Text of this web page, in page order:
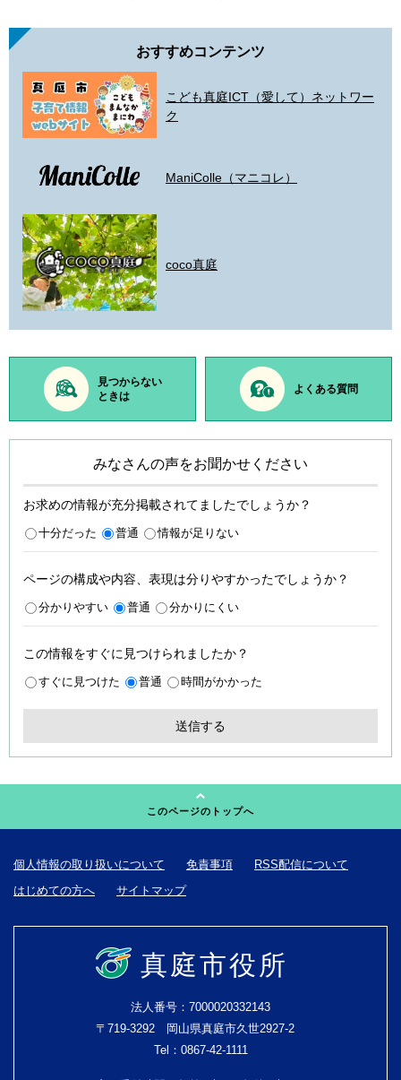
おすすめコンテンツ
こども真庭ICT（愛して）ネットワー
ク
ManiColle（マニコレ）
coco真庭
見つからない
ときは
よくある質問
みなさんの声をお聞かせください
お求めの情報が充分掲載されてましたでしょうか？
十分だった 普通 情報が足りない
ページの構成や内容、表現は分りやすかったでしょうか？
分かりやすい 普通 分かりにくい
この情報をすぐに見つけられましたか？
すぐに見つけた 普通 時間がかかった
このページのトップへ
個人情報の取り扱いについて 免責事項
RSS配信について
はじめての方へ
サイトマップ
真庭市役所
法人番号：7000020332143
〒719-3292 岡山県真庭市久世2927-2
Tel：0867-42-1111